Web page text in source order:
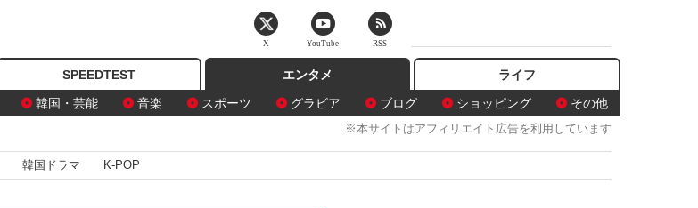
SPEEDTEST
エンタメ
韓国・芸能 音楽 スポーツ グラビア ブログ ショッピング その他
ライフ
※本サイトはアフィリエイト広告を利用しています
韓国ドラマ K-POP
X YouTube RSS